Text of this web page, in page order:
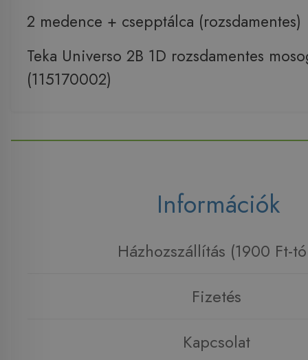
2 medence + csepptálca (rozsdamentes)
Teka Universo 2B 1D rozsdamentes
(115170002)
Információk
Házhozszállítás (1900 Ft-
Fizetés
Kapcsolat